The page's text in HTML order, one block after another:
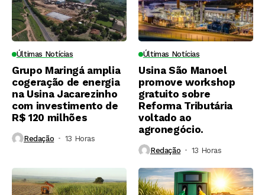
Últimas Notícias
Grupo Maringá amplia
cogeração de energia
na Usina Jacarezinho
com investimento de
R$ 120 milhões
Redação 13 Horas ⁮
Últimas Notícias
Usina São Manoel
promove workshop
gratuito sobre
Reforma Tributária
voltado ao
agronegócio.
Redação 13 Horas ⁮